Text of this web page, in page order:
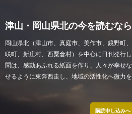
津山・岡山県北の今を読むなら
岡山県北（津山市、真庭市、美作市、鏡野町
咲町、新庄村、西粟倉村）を中心に日刊発行
聞は、感動あふれる紙面を作り、人々が幸せ
せるように東奔西走し、地域の活性化へ微力を
購読申し込みへ